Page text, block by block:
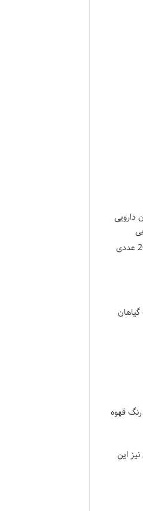
دارویی
را به دور از نور خورشید، رطوبت نگه داری کنید. قهوه فوری سوپریم دکتر بیز همراه با قارچ گانودرما و جینسینگ 20 عددی
قهوه
این